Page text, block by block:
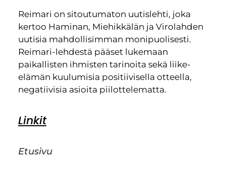
Reimari on sitoutumaton uutislehti, joka
kertoo Haminan, Miehikkälän ja Virolahden
uutisia mahdollisimman monipuolisesti.
Reimari-lehdestä pääset lukemaan
paikallisten ihmisten tarinoita sekä liike-
elämän kuulumisia positiivisella otteella,
negatiivisia asioita piilottelematta.
Linkit
Etusivu